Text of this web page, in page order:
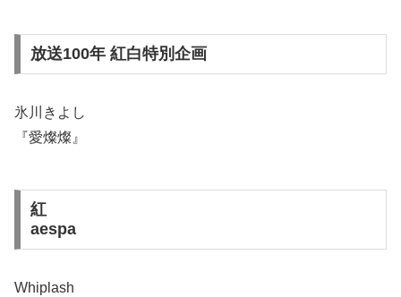
放送100年 紅白特別企画
氷川きよし
『愛燦燦』
紅
aespa
Whiplash